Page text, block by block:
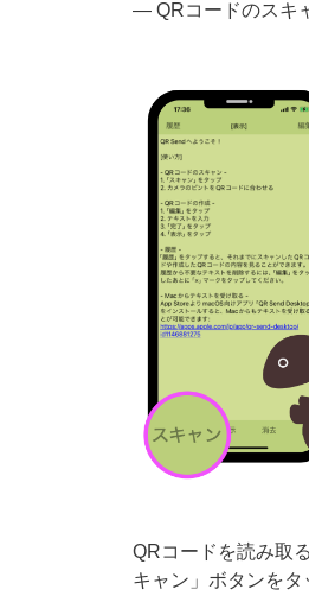
— QRコードのスキ
QRコードを読み取
キャン」ボタンをタ